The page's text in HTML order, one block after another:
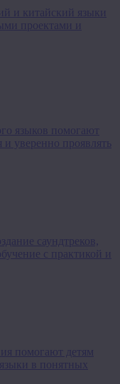
и китайский языки
проектами и
языков помогают
и уверенно проявлять
саундтреков,
с практикой и
помогают детям
в понятных